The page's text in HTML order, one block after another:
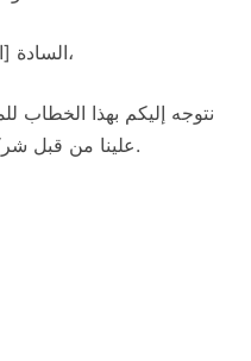
السادة [اسم الشركة المدينة] المحترمين،
نتوجه إليكم بهذا الخطاب
علينا من قبل شركتكم، وذلك مقابل [سبب الدين].